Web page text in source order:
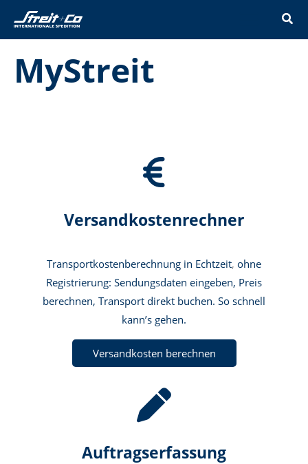
Inhalt
MyStreit
Versandkostenrechner
Transportkostenberechnung in Echtzeit, ohne
Registrierung: Sendungsdaten eingeben, Preis
berechnen, Transport direkt buchen. So schnell
kann’s gehen.
Versandkosten berechnen
Auftragserfassung